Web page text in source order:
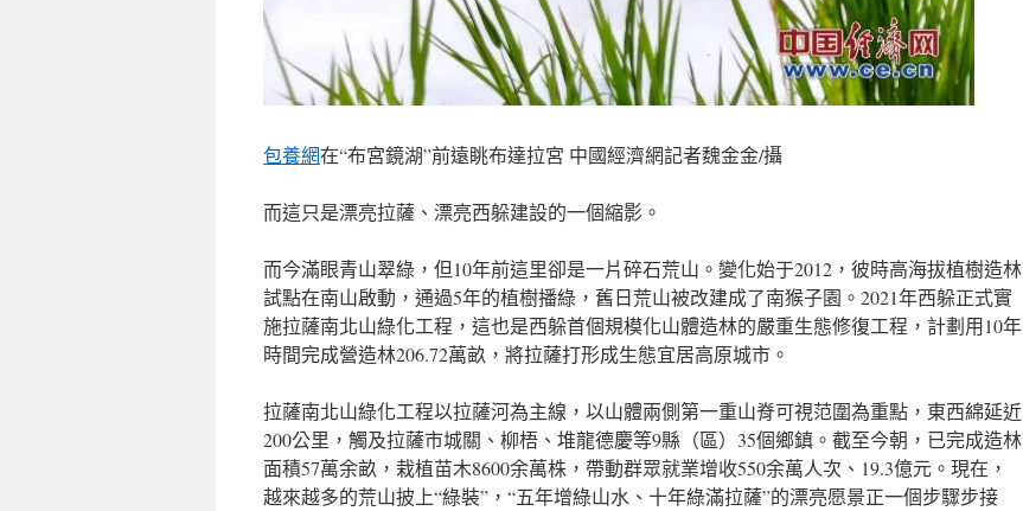
包養網在“布宮鏡湖”前遠眺布達拉宮 中國經濟網記者魏金金/攝
而這只是漂亮拉薩、漂亮西躲建設的一個縮影。
而今滿眼青山翠綠，但10年前這里卻是一片碎石荒山。變化始于2012，彼時高海拔植樹造林
試點在南山啟動，通過5年的植樹播綠，舊日荒山被改建成了南猴子園。2021年西躲正式實
施拉薩南北山綠化工程，這也是西躲首個規模化山體造林的嚴重生態修復工程，計劃用10年
時間完成營造林206.72萬畝，將拉薩打形成生態宜居高原城市。
拉薩南北山綠化工程以拉薩河為主線，以山體兩側第一重山脊可視范圍為重點，東西綿延近
200公里，觸及拉薩市城關、柳梧、堆龍德慶等9縣（區）35個鄉鎮。截至今朝，已完成造林
面積57萬余畝，栽植苗木8600余萬株，帶動群眾就業增收550余萬人次、19.3億元。現在，
越來越多的荒山披上“綠裝”，“五年增綠山水、十年綠滿拉薩”的漂亮愿景正一個步驟步接